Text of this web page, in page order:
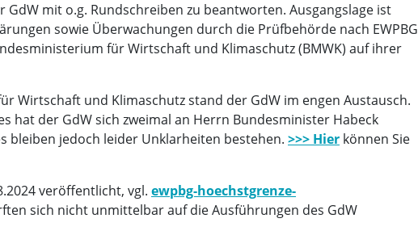
GdW mit o.g. Rundschreiben zu beantworten. Ausgangslage ist
sowie Überwachungen durch die Prüfbehörde nach EWPBG
für Wirtschaft und Klimaschutz (BMWK) auf ihrer
Wirtschaft und Klimaschutz stand der GdW im engen Austausch.
hat der GdW sich zweimal an Herrn Bundesminister Habeck
bleiben jedoch leider Unklarheiten bestehen. >>> Hier können Sie
veröffentlicht, vgl. ewpbg-hoechstgrenze-
sich nicht unmittelbar auf die Ausführungen des GdW